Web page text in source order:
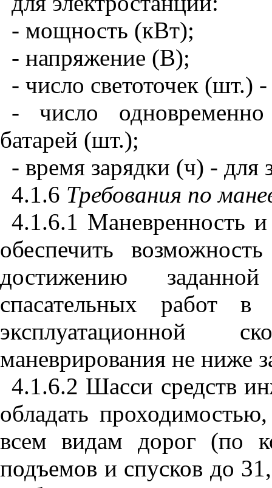
- мощность (кВт);
- напряжение (В);
- число светоточек (шт.)
- число одновременно
батарей (шт.);
- время зарядки (ч) - для
4.1.6 Требования по
4.1.6.1 Маневренность
обеспечить
достижению
спасательных работ
эксплуатационной
маневрирования не ниже
4.1.6.2 Шасси средств
обладать
всем видам дорог (по
подъемов и спусков до